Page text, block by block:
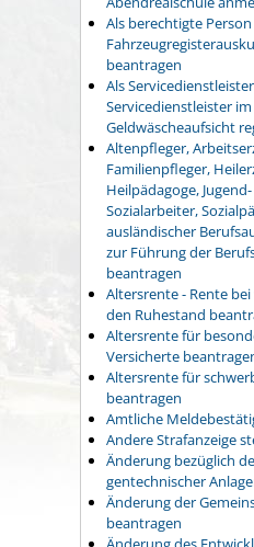
Als berechtigte Person
beantragen
Als
Servicedienstleister
Geldwäscheaufsicht
Altenpfleger,
Familienpfleger,
Heilpädagoge,
Sozialarbeiter,
ausländischer
zur Führung der
beantragen
Altersrente - Rente
den Ruhestand
Altersrente für
Versicherte
Altersrente für
beantragen
Amtliche
Andere Strafanzeige
Änderung bezüglich
gentechnischer
Änderung der
beantragen